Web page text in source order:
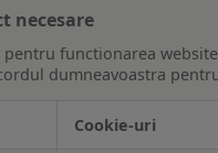
necesare
pentru functionarea
dumneavoastra
Cookie-uri